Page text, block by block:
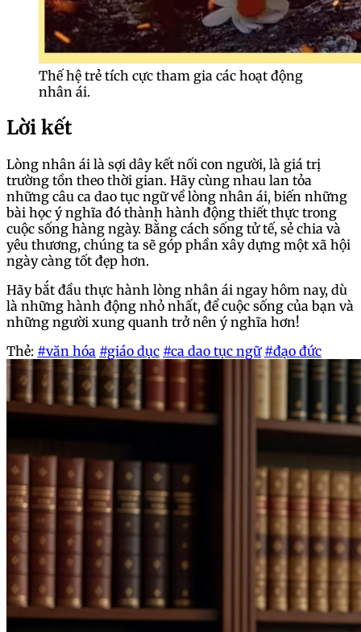
Thế hệ trẻ tích cực tham gia các hoạt động
nhân ái.
Lời kết
Lòng nhân ái là sợi dây kết nối con người, là giá trị
trường tồn theo thời gian. Hãy cùng nhau lan tỏa
những câu ca dao tục ngữ về lòng nhân ái, biến những
bài học ý nghĩa đó thành hành động thiết thực trong
cuộc sống hàng ngày. Bằng cách sống tử tế, sẻ chia và
yêu thương, chúng ta sẽ góp phần xây dựng một xã hội
ngày càng tốt đẹp hơn.
Hãy bắt đầu thực hành lòng nhân ái ngay hôm nay, dù
là những hành động nhỏ nhất, để cuộc sống của bạn và
những người xung quanh trở nên ý nghĩa hơn!
Thẻ: #văn hóa #giáo dục #ca dao tục ngữ #đạo đức